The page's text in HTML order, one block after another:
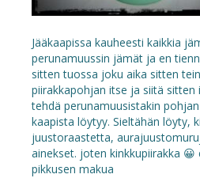
Jääkaapissa kauheesti kaikkia
perunamuussin jämät ja en
sitten tuossa joku aika sitten
piirakkapohjan itse ja siitä sitten
tehdä perunamuusistakin
kaapista löytyy. Sieltähän löyty,
juustoraastetta,
ainekset. joten kinkkupiirakka 😀
pikkusen makua